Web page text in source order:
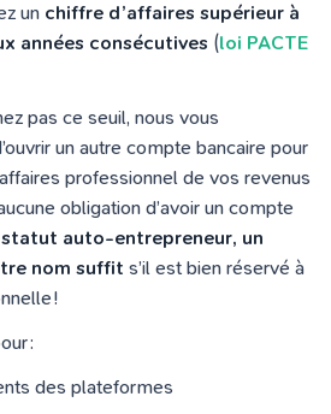
un chiffre d’affaires supérieur à
années consécutives (loi PACTE
pas ce seuil, nous vous
un autre compte bancaire pour
professionnel de vos revenus
obligation d’avoir un compte
statut auto-entrepreneur, un
nom suffit s’il est bien réservé à
!
:
des plateformes